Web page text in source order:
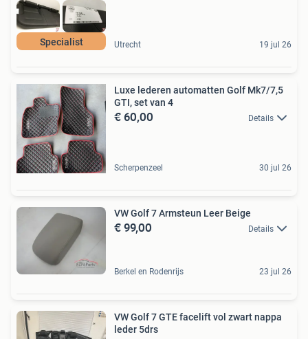
Specialist Utrecht 19 jul 26
Luxe lederen automatten Golf Mk7/7,5
GTI, set van 4
€ 60,00 Details
Scherpenzeel 30 jul 26
VW Golf 7 Armsteun Leer Beige
€ 99,00 Details
Berkel en Rodenrijs 23 jul 26
VW Golf 7 GTE facelift vol zwart nappa
leder 5drs